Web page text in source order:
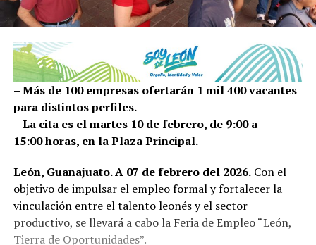
– Más de 100 empresas ofertarán 1 mil 400 vacantes
para distintos perfiles.
– La cita es el martes 10 de febrero, de 9:00 a
15:00 horas, en la Plaza Principal.
León, Guanajuato. A 07 de febrero del 2026.Con el
objetivo de impulsar el empleo formal y fortalecer la
vinculación entre el talento leonés y el sector
productivo, se llevará a cabo la Feria de Empleo “León,
Tierra de Oportunidades”.